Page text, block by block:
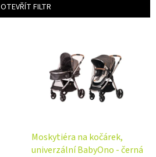
OTEVŘÍT FILTR
Moskytiéra na kočárek,
univerzální BabyOno - černá